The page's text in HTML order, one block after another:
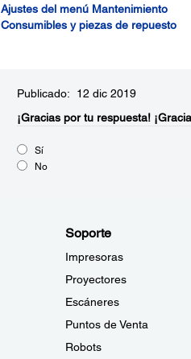
Ajustes del menú Mantenimiento
Consumibles y piezas de repuesto
Publicado: 12 dic 2019
¡Gracias por tu respuesta!
Sí
No
Soporte
Impresoras
Proyectores
Escáneres
Puntos de Venta
Robots